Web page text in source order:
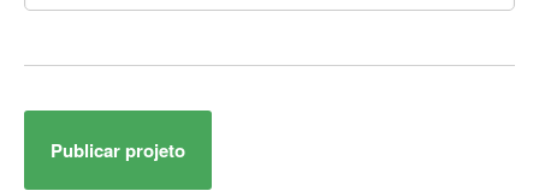
Administração PostgreSQL
ADO.NET Entity Framework
Publicar projeto